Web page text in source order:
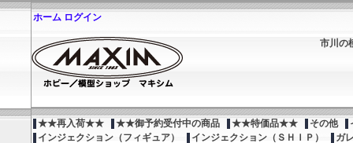
ホーム ログイン
市川の
★★再入荷★★ ★★御予約受付中の商品 ★★特価品★★ その他
インジェクション（フィギュア）
インジェクション（ＳＨＩＰ）
ガ